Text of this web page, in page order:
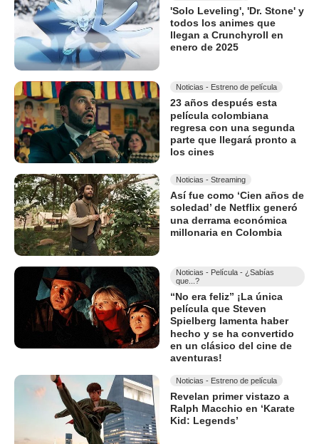
'Solo Leveling', 'Dr. Stone' y
todos los animes que
llegan a Crunchyroll en
enero de 2025
Noticias - Estreno de película
23 años después esta
película colombiana
regresa con una segunda
parte que llegará pronto a
los cines
Noticias - Streaming
Así fue como ‘Cien años de
soledad’ de Netflix generó
una derrama económica
millonaria en Colombia
Noticias - Película - ¿Sabías
que...?
“No era feliz” ¡La única
película que Steven
Spielberg lamenta haber
hecho y se ha convertido
en un clásico del cine de
aventuras!
Noticias - Estreno de película
Revelan primer vistazo a
Ralph Macchio en ‘Karate
Kid: Legends’